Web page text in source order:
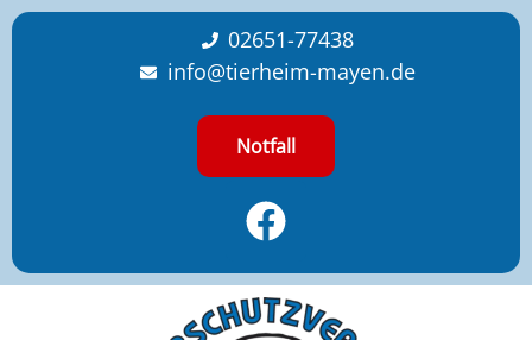
content
02651-77438
info@tierheim-mayen.de
Notfall